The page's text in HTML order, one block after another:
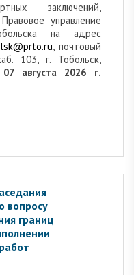
заключений,
управление
на адрес
, почтовый
103, г. Тобольск,
августа 2026 г.
вопросу
границ